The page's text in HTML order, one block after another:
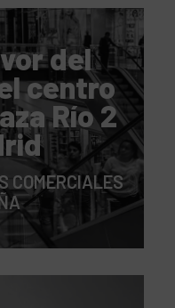
del
centro
Río 2
COMERCIALES